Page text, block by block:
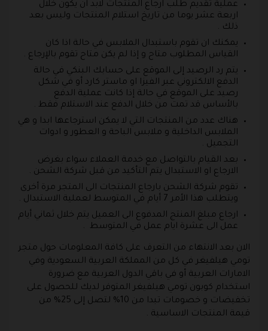
عملية تقديم طلب ارجاع المنتجات لابد ان يكون خلال
اربعة عشر يوما من تاريخ استلام المنتجات وليس بعد
ذلك .
يمكنك ان تقوم باستبدال الملابس في حالة اذا كان
القياس المطلوب متاح و إذا لم يكن متاح تقوم بالإرجاع .
يتم رد الرصيد إلى الموقع على حسابك البنكي في حالة
الدفع الالكتروني عبر الفيزا او ماستر كارد أو في شكل
رصيد على الموقع في حالة إذا كانت عملية الدفع
بالأساس قد تمت من خلال الدفع عند الاستلام فقط .
هناك عدد من المنتجات التي لا يمكن استرجاعها ابدا و هي
الملابس الداخلية و ملابس الباحة و العطور و ادوات
التجميل .
بعد القيام بالتواصل مع خدمة العملاء سواء بغرض
الارجاع او الاستبدال يتم التأكيد من قبل شركة الشحن .
تقوم شركة الشحن بارجاع المنتجات الى المتجر مرة أخرى
ويتطلب هذا الأمر 7 أيام في المتوسط لعملية الاستبدال .
ارجاع مبلغ المنتج المدفوع الى العميل يتم خلال ثماني أيام
عمل الى عشرة ايام عمل في المتوسط .
الان بعد الانتهاء من التعرف على كافة المعلومات حول متجر
تومي هيلفيغر في كل من المملكة العربية السعودية وفي
الامارات العربية أو في باقي الدول العربية مع ضرورة
استخدام كوبون تومي هيلفيغر المتوفر لديك للحصول على
تخفيضات و خصومات تبدا من 10% لتصل إلى 25% من
قيمة المنتجات الاساسية .